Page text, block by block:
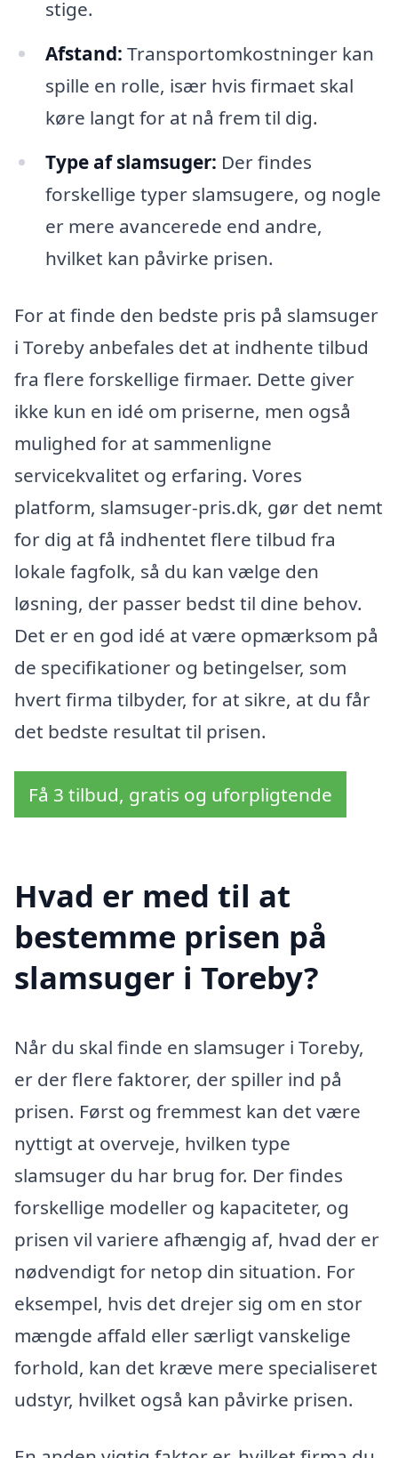
stige.
Afstand: Transportomkostninger kan
spille en rolle, især hvis firmaet skal
køre langt for at nå frem til dig.
Type af slamsuger: Der findes
forskellige typer slamsugere, og nogle
er mere avancerede end andre,
hvilket kan påvirke prisen.
For at finde den bedste pris på slamsuger
i Toreby anbefales det at indhente tilbud
fra flere forskellige firmaer. Dette giver
ikke kun en idé om priserne, men også
mulighed for at sammenligne
servicekvalitet og erfaring. Vores
platform, slamsuger-pris.dk, gør det nemt
for dig at få indhentet flere tilbud fra
lokale fagfolk, så du kan vælge den
løsning, der passer bedst til dine behov.
Det er en god idé at være opmærksom på
de specifikationer og betingelser, som
hvert firma tilbyder, for at sikre, at du får
det bedste resultat til prisen.
Få 3 tilbud, gratis og uforpligtende
Hvad er med til at
bestemme prisen på
slamsuger i Toreby?
Når du skal finde en slamsuger i Toreby,
er der flere faktorer, der spiller ind på
prisen. Først og fremmest kan det være
nyttigt at overveje, hvilken type
slamsuger du har brug for. Der findes
forskellige modeller og kapaciteter, og
prisen vil variere afhængig af, hvad der er
nødvendigt for netop din situation. For
eksempel, hvis det drejer sig om en stor
mængde affald eller særligt vanskelige
forhold, kan det kræve mere specialiseret
udstyr, hvilket også kan påvirke prisen.